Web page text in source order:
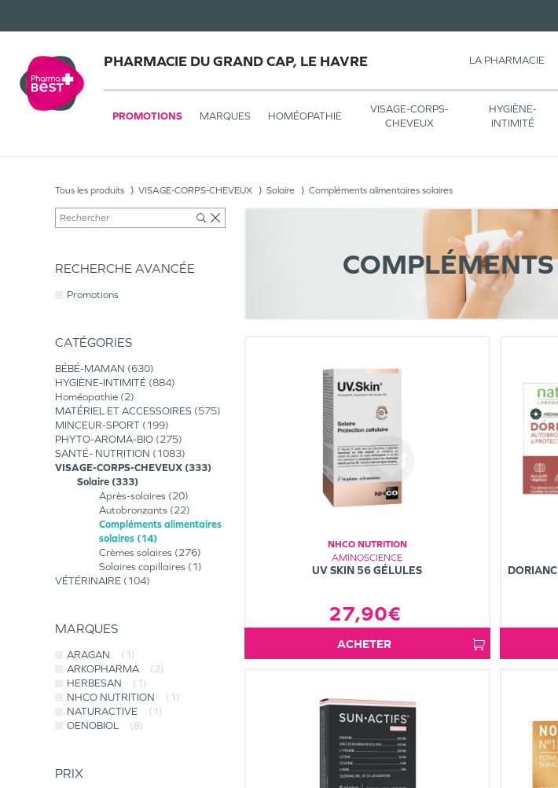
PHARMACIE DU GRAND CAP, LE HAVRE LA PHARMACIE
PROMOTIONS MARQUES HOMÉOPATHIE
VISAGE-CORPS-
CHEVEUX
HYGIÈNE-
INTIMITÉ
Tous les produits VISAGE-CORPS-CHEVEUX Solaire Compléments alimentaires solaires
RECHERCHE AVANCÉE
Promotions
CATÉGORIES
BÉBÉ-MAMAN 630
HYGIÈNE-INTIMITÉ 884
Homéopathie 2
MATÉRIEL ET ACCESSOIRES
575
MINCEUR-SPORT
199
PHYTO-AROMA-BIO 275
SANTÉ- NUTRITION
1083
VISAGE-CORPS-CHEVEUX 333
Solaire 333
Après-solaires
20
Autobronzants
22
Compléments alimentaires
solaires
14
Crèmes solaires
276
Solaires capillaires
1
VÉTÉRINAIRE
104
MARQUES
ARAGAN
(1)
ARKOPHARMA
(2)
HERBESAN
(1)
NHCO NUTRITION
(1)
NATURACTIVE
(1)
OENOBIOL
(8)
PRIX
NHCO NUTRITION
AMINOSCIENCE
UV SKIN 56 GÉLULES
27,90€
ACHETER